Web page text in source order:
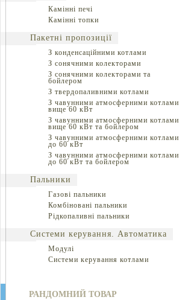
Камінні печі
Камінні топки
Пакетні пропозиції
З конденсаційними котлами
З сонячними колекторами
З сонячними колекторами та
бойлером
З твердопаливними котлами
З чавунними атмосферними котлами
вище 60 кВт
З чавунними атмосферними котлами
вище 60 кВт та бойлером
З чавунними атмосферними котлами
до 60 кВт
З чавунними атмосферними котлами
до 60 кВт та бойлером
Пальники
Газові пальники
Комбіновані пальники
Рідкопаливні пальники
Системи керування. Автоматика
Модулі
Системи керування котлами
РАНДОМНИЙ ТОВАР